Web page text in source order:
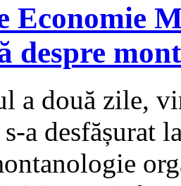
Economie
despre
a două zile,
a desfășurat